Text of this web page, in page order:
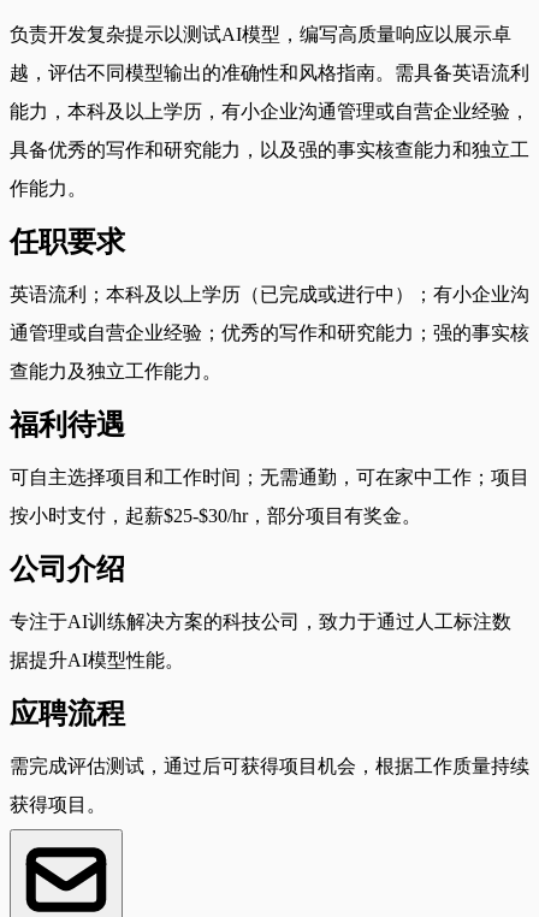
负责开发复杂提示以测试AI模型，编写高质量响应以展示卓
越，评估不同模型输出的准确性和风格指南。需具备英语流利
能力，本科及以上学历，有小企业沟通管理或自营企业经验，
具备优秀的写作和研究能力，以及强的事实核查能力和独立工
作能力。
任职要求
英语流利；本科及以上学历（已完成或进行中）；有小企业沟
通管理或自营企业经验；优秀的写作和研究能力；强的事实核
查能力及独立工作能力。
福利待遇
可自主选择项目和工作时间；无需通勤，可在家中工作；项目
按小时支付，起薪$25-$30/hr，部分项目有奖金。
公司介绍
专注于AI训练解决方案的科技公司，致力于通过人工标注数
据提升AI模型性能。
应聘流程
需完成评估测试，通过后可获得项目机会，根据工作质量持续
获得项目。